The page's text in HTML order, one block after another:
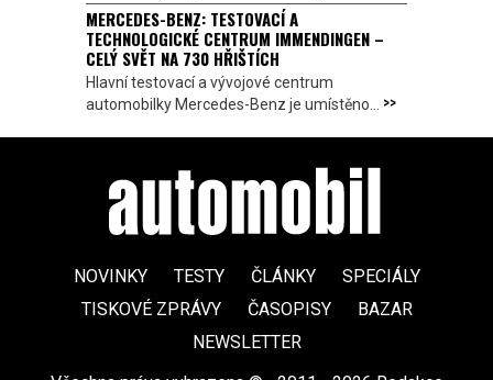
MERCEDES-BENZ: TESTOVACÍ A
TECHNOLOGICKÉ CENTRUM IMMENDINGEN –
CELÝ SVĚT NA 730 HŘIŠTÍCH
Hlavní testovací a vývojové centrum
automobilky Mercedes-Benz je umístěno... >>
NOVINKY TESTY ČLÁNKY
SPECIÁLY
TISKOVÉ ZPRÁVY
ČASOPISY
BAZAR
NEWSLETTER